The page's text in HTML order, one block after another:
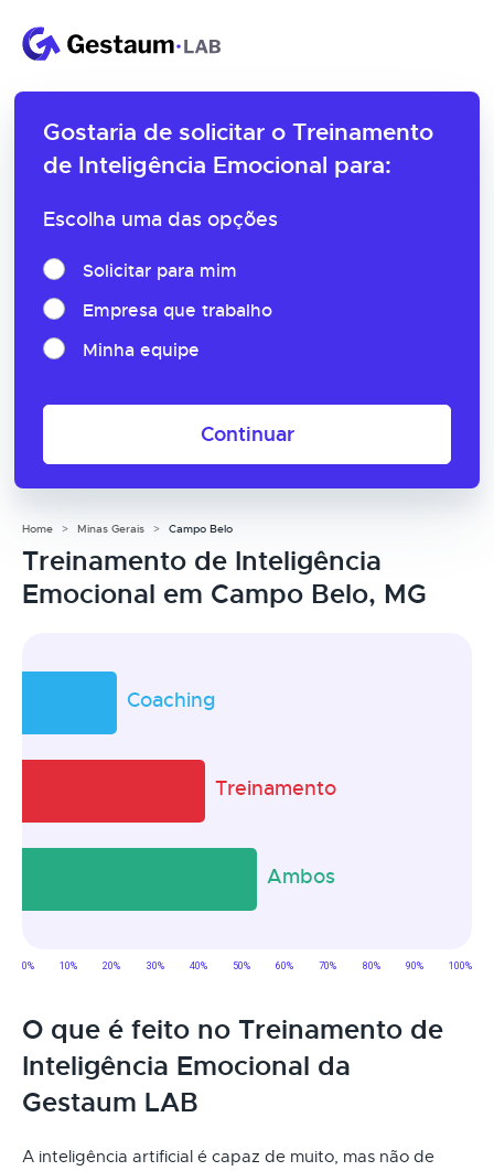
Gostaria de solicitar o Treinamento
de Inteligência Emocional para:
Escolha uma das opções
Solicitar para mim
Empresa que trabalho
Minha equipe
Continuar
Home Minas Gerais Campo Belo
Treinamento de Inteligência
Emocional em Campo Belo, MG
O que é feito no Treinamento de
Inteligência Emocional da
Gestaum LAB
A inteligência artificial é capaz de muito, mas não de